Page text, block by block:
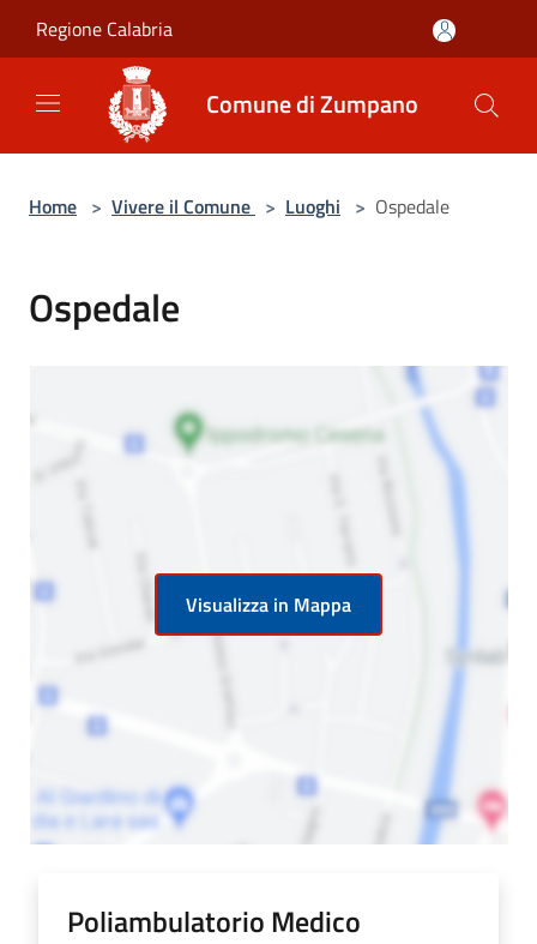
Regione Calabria
Comune di Zumpano
Home > Vivere il Comune > Luoghi > Ospedale
Ospedale
Visualizza in Mappa
Poliambulatorio Medico